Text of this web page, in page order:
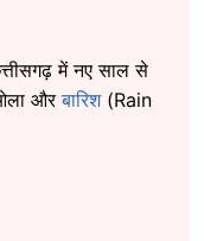
में नए साल से
औरबारिश(Rain